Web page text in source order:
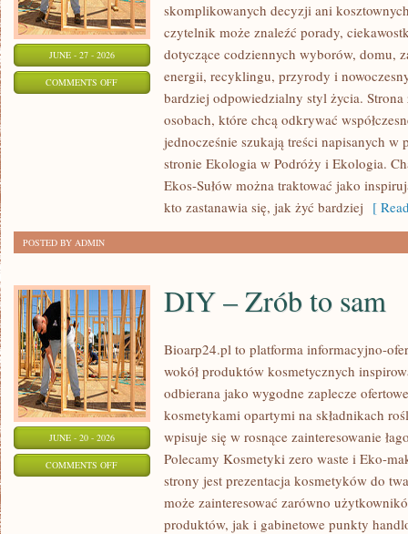
JUNE - 27 - 2026
COMMENTS OFFON
skomplikowanych decyzji ani
czytelnik może znaleźć porady,
dotyczące codziennych wyborów, domu,
energii, recyklingu, przyrody i
bardziej odpowiedzialny styl życia. Strona
osobach, które chcą odkrywać
jednocześnie szukają treści napisanych w
stronie Ekologia w Podróży i Ekologia.
Ekos-Sułów można traktować jako
kto zastanawia się, jak żyć bardziej [
POSTED BY ADMIN
JUNE - 20 - 2026
COMMENTS OFFON
DIY – Zrób to sam
Bioarp24.pl to platforma informacyjno-
wokół produktów kosmetycznych
odbierana jako wygodne zaplecze
kosmetykami opartymi na składnikach
wpisuje się w rosnące zainteresowanie
Polecamy Kosmetyki zero waste i Eko-
strony jest prezentacja kosmetyków do
może zainteresować zarówno
produktów, jak i gabinetowe punkty